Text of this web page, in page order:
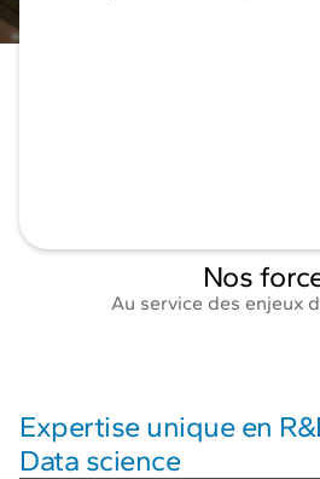
Nos
Au service des enjeux
Expertise unique en
Data science